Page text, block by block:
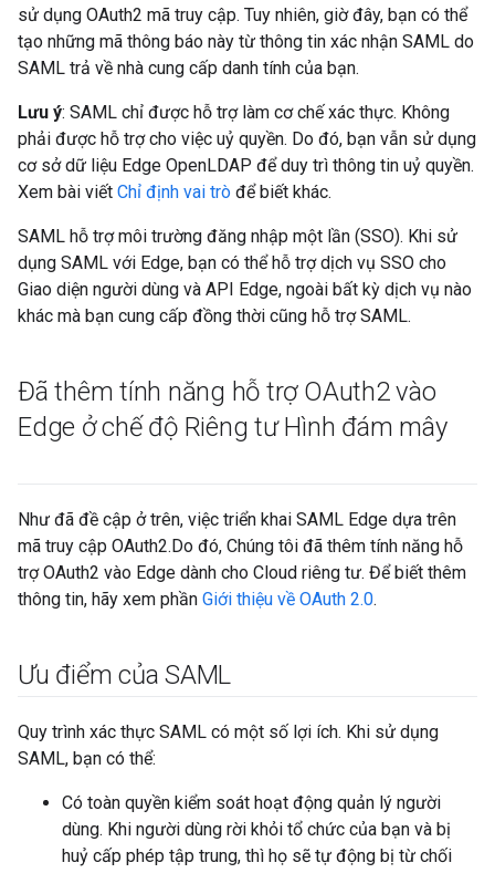
sử dụng OAuth2 mã truy cập. Tuy nhiên, giờ đây, bạn có thể
tạo những mã thông báo này từ thông tin xác nhận SAML do
SAML trả về nhà cung cấp danh tính của bạn.
Lưu ý: SAML chỉ được hỗ trợ làm cơ chế xác thực. Không
phải được hỗ trợ cho việc uỷ quyền. Do đó, bạn vẫn sử dụng
cơ sở dữ liệu Edge OpenLDAP để duy trì thông tin uỷ quyền.
Xem bài viết Chỉ định vai trò để biết khác.
SAML hỗ trợ môi trường đăng nhập một lần (SSO). Khi sử
dụng SAML với Edge, bạn có thể hỗ trợ dịch vụ SSO cho
Giao diện người dùng và API Edge, ngoài bất kỳ dịch vụ nào
khác mà bạn cung cấp đồng thời cũng hỗ trợ SAML.
Đã thêm tính năng hỗ trợ OAuth2 vào
Edge ở chế độ Riêng tư Hình đám mây
Như đã đề cập ở trên, việc triển khai SAML Edge dựa trên
mã truy cập OAuth2.Do đó, Chúng tôi đã thêm tính năng hỗ
trợ OAuth2 vào Edge dành cho Cloud riêng tư. Để biết thêm
thông tin, hãy xem phần Giới thiệu về OAuth 2.0.
Ưu điểm của SAML
Quy trình xác thực SAML có một số lợi ích. Khi sử dụng
SAML, bạn có thể:
Có toàn quyền kiểm soát hoạt động quản lý người
dùng. Khi người dùng rời khỏi tổ chức của bạn và bị
huỷ cấp phép tập trung, thì họ sẽ tự động bị từ chối